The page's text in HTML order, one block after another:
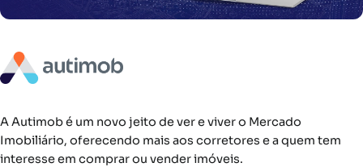
A Autimob é um novo jeito de ver e viver o Mercado
Imobiliário, oferecendo mais aos corretores e a quem tem
interesse em comprar ou vender imóveis.